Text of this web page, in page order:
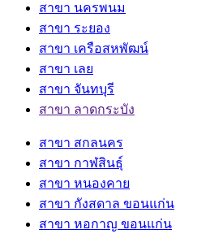
สาขา นครพนม
สาขา ระยอง
สาขา เครือสหพัฒน์
สาขา เลย
สาขา จันทบุรี
สาขา ลาดกระบัง
สาขา สกลนคร
สาขา กาฬสินธุ์
สาขา หนองคาย
สาขา กังสดาล ขอนแก่น
สาขา หอกาญ ขอนแก่น